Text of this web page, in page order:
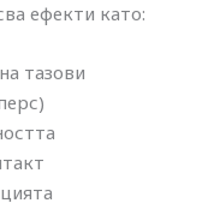
ефекти като:
тазови